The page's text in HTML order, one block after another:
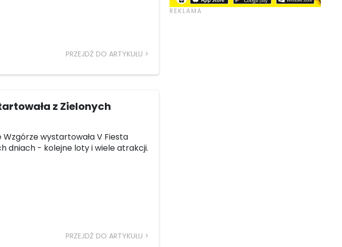
PRZEJDŹ DO ARTYKUŁU
z Zielonych
wystartowała V Fiesta
dniach - kolejne loty i wiele atrakcji.
PRZEJDŹ DO ARTYKUŁU